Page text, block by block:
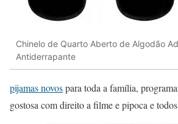
Chinelo de Quarto Aberto de Algodão
Antiderrapante
pijamas novospara toda a família,
gostosa com direito a filme e pipoca e